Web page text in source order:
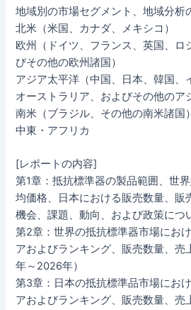
地域別の市場セグメント、地域分析
北米（米国、カナダ、メキシコ）
欧州（ドイツ、フランス、英国、ロ
びその他の欧州諸国）
アジア太平洋（中国、日本、韓国、
オーストラリア、およびその他のア
南米（ブラジル、その他の南米諸国）
中東・アフリカ
[レポートの内容]
第1章：抵抗標準器の製品範囲、世
均価格、日本における販売数量、販
機会、課題、動向、および政策につ
第2章：世界の抵抗標準器市場にお
アおよびランキング、販売数量、売
年～2026年）
第3章：日本の抵抗標準品市場にお
アおよびランキング、販売数量、売